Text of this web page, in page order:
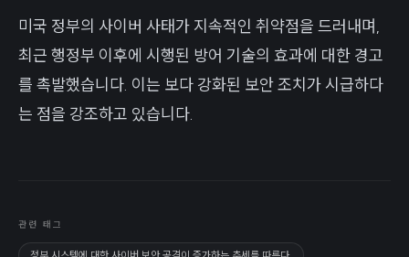
미국 정부의 사이버 사태가 지속적인 취약점을 드러내며,
최근 행정부 이후에 시행된 방어 기술의 효과에 대한 경고
를 촉발했습니다. 이는 보다 강화된 보안 조치가 시급하다
는 점을 강조하고 있습니다.
관련 태그